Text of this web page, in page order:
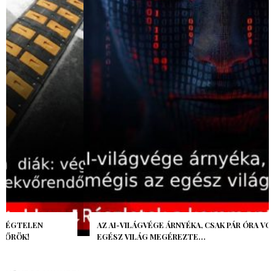
AZ AI-VILÁGVÉGE ÁRNYÉKA, CSAK PÁR ÓRA VOLT, MÉGIS AZ
EGÉSZ VILÁG MEGÉREZTE…